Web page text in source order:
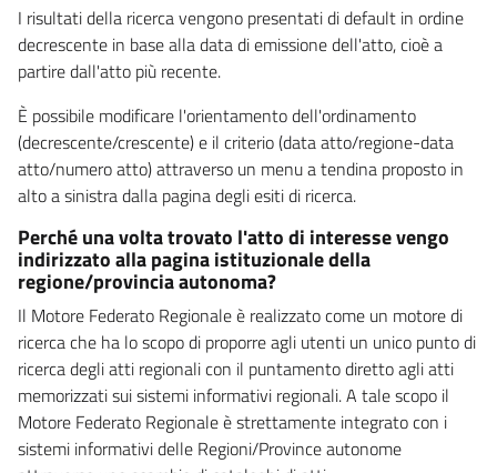
I risultati della ricerca vengono presentati di default in ordine
decrescente in base alla data di emissione dell'atto, cioè a
partire dall'atto più recente.
È possibile modificare l'orientamento dell'ordinamento
(decrescente/crescente) e il criterio (data atto/regione-data
atto/numero atto) attraverso un menu a tendina proposto in
alto a sinistra dalla pagina degli esiti di ricerca.
Perché una volta trovato l'atto di interesse vengo
indirizzato alla pagina istituzionale della
regione/provincia autonoma?
Il Motore Federato Regionale è realizzato come un motore di
ricerca che ha lo scopo di proporre agli utenti un unico punto di
ricerca degli atti regionali con il puntamento diretto agli atti
memorizzati sui sistemi informativi regionali. A tale scopo il
Motore Federato Regionale è strettamente integrato con i
sistemi informativi delle Regioni/Province autonome